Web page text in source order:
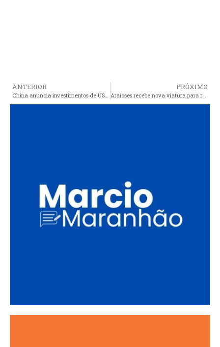
ANTERIOR PRÓXIMO
Araioses recebe nova viatura para reforçar a Segurança Pública